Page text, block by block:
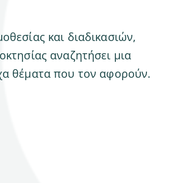
και διαδικασιών,
αναζητήσει μια
θέματα που τον αφορούν.